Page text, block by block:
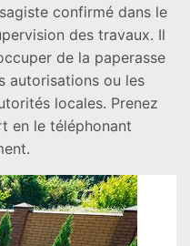
confirmé dans le
des travaux. Il
de la paperasse
autorisations ou les
locales. Prenez
en le téléphonant